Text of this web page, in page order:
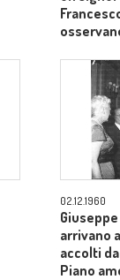
02.12.1960
arrivano
accolti
Piano